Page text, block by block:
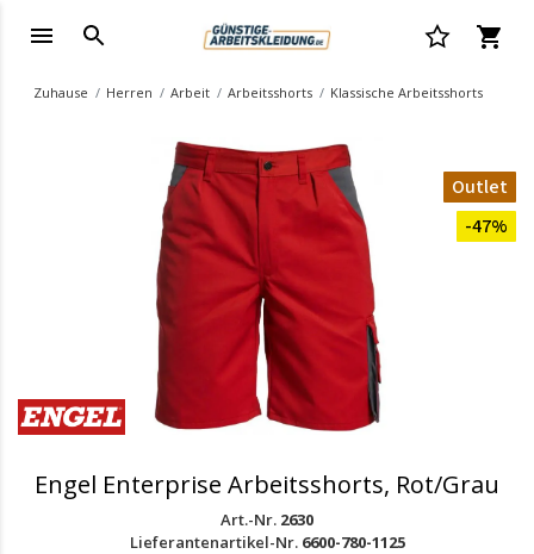
Zuhause Herren Arbeit Arbeitsshorts Klassische Arbeitsshorts
Outlet
-47%
Engel Enterprise Arbeitsshorts, Rot/Grau
Art.-Nr. 2630
Lieferantenartikel-Nr. 6600-780-1125